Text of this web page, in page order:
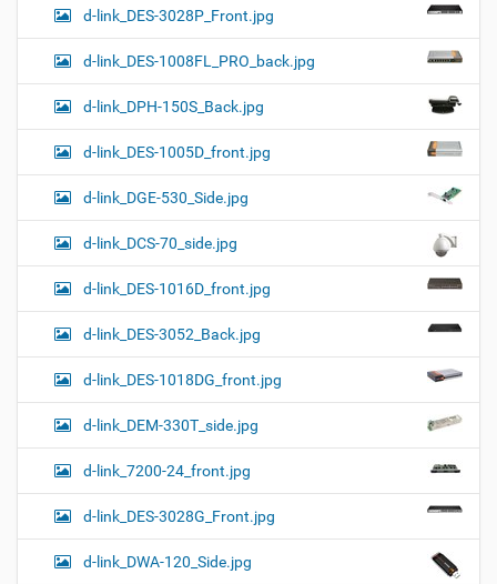
d-link_DES-3028P_Front.jpg
d-link_DES-1008FL_PRO_back.jpg
d-link_DPH-150S_Back.jpg
d-link_DES-1005D_front.jpg
d-link_DGE-530_Side.jpg
d-link_DCS-70_side.jpg
d-link_DES-1016D_front.jpg
d-link_DES-3052_Back.jpg
d-link_DES-1018DG_front.jpg
d-link_DEM-330T_side.jpg
d-link_7200-24_front.jpg
d-link_DES-3028G_Front.jpg
d-link_DWA-120_Side.jpg